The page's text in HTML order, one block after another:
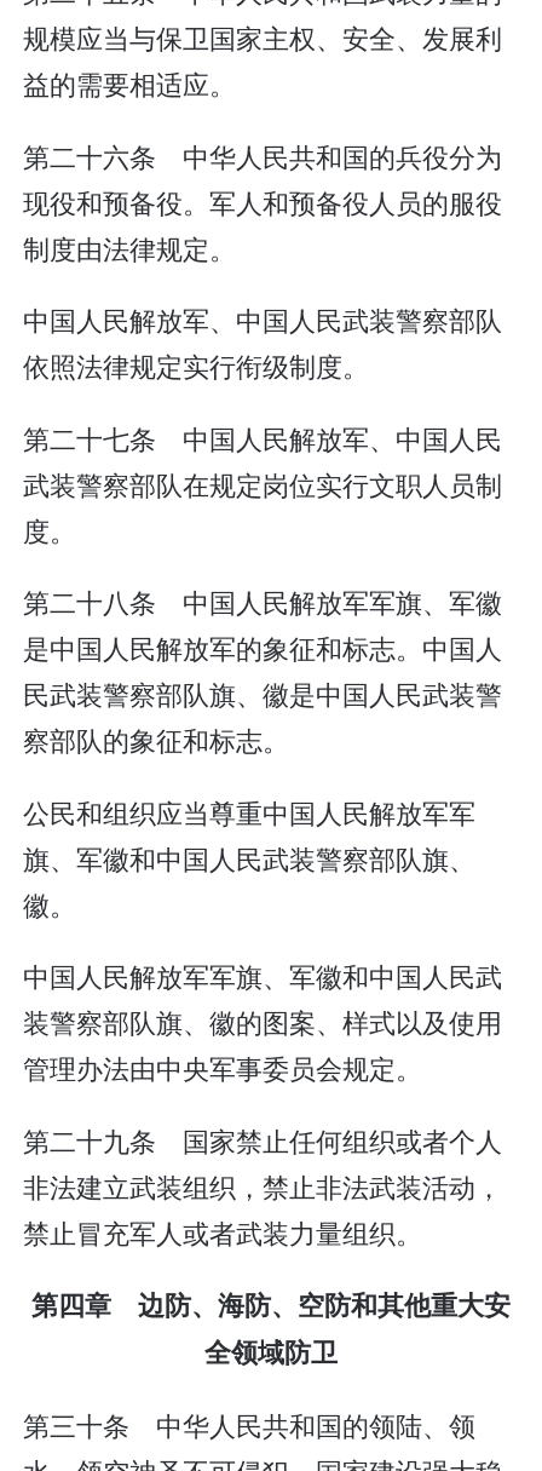
规模应当与保卫国家主权、安全、发展利
益的需要相适应。
第二十六条 中华人民共和国的兵役分为
现役和预备役。军人和预备役人员的服役
制度由法律规定。
中国人民解放军、中国人民武装警察部队
依照法律规定实行衔级制度。
第二十七条 中国人民解放军、中国人民
武装警察部队在规定岗位实行文职人员制
度。
第二十八条 中国人民解放军军旗、军徽
是中国人民解放军的象征和标志。中国人
民武装警察部队旗、徽是中国人民武装警
察部队的象征和标志。
公民和组织应当尊重中国人民解放军军
旗、军徽和中国人民武装警察部队旗、
徽。
中国人民解放军军旗、军徽和中国人民武
装警察部队旗、徽的图案、样式以及使用
管理办法由中央军事委员会规定。
第二十九条 国家禁止任何组织或者个人
非法建立武装组织，禁止非法武装活动，
禁止冒充军人或者武装力量组织。
第四章 边防、海防、空防和其他重大安
全领域防卫
第三十条 中华人民共和国的领陆、领